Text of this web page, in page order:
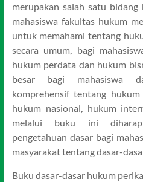
merupakan salah satu
mahasiswa fakultas hukum
untuk memahami tentang
secara umum, bagi
hukum perdata dan hukum
besar bagi mahasiswa
komprehensif tentang
hukum nasional, hukum
melalui buku ini
pengetahuan dasar bagi
masyarakat tentang dasar-
Buku dasar-dasar hukum